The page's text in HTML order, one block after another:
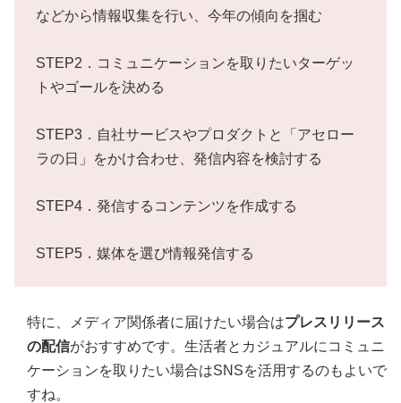
などから情報収集を行い、今年の傾向を掴む
STEP2．コミュニケーションを取りたいターゲッ
トやゴールを決める
STEP3．自社サービスやプロダクトと「アセロー
ラの日」をかけ合わせ、発信内容を検討する
STEP4．発信するコンテンツを作成する
STEP5．媒体を選び情報発信する
特に、メディア関係者に届けたい場合はプレスリリース
の配信がおすすめです。生活者とカジュアルにコミュニ
ケーションを取りたい場合はSNSを活用するのもよいで
すね。